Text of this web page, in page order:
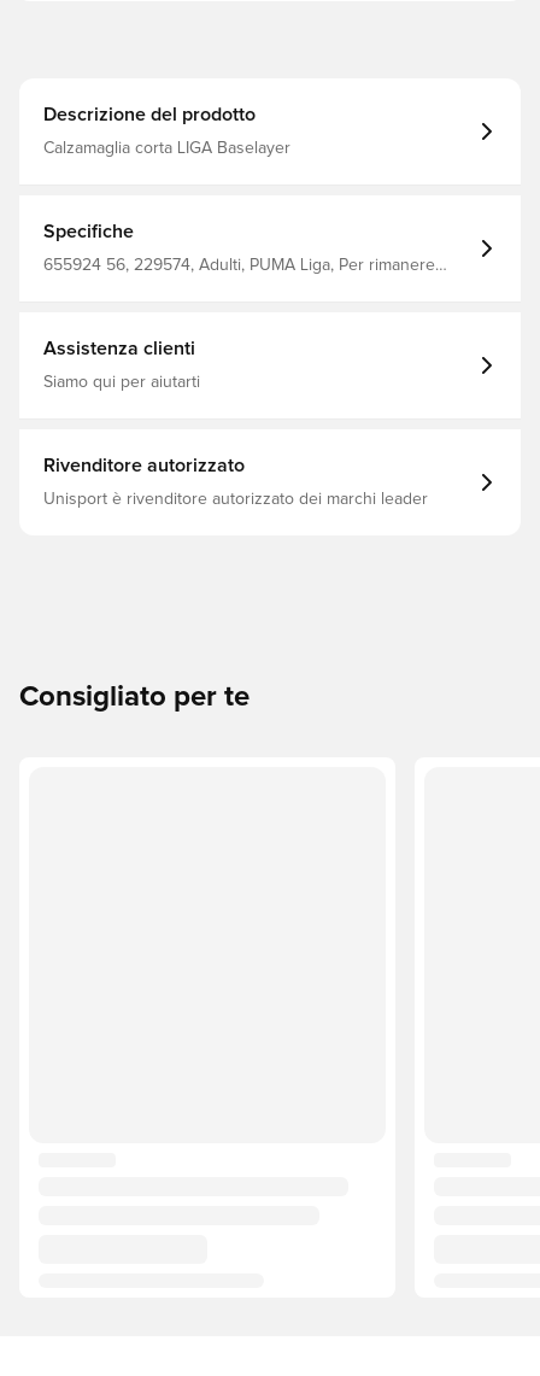
Descrizione del prodotto
Calzamaglia corta LIGA Baselayer
Specifiche
655924 56, 229574, Adulti, PUMA Liga, Per rimanere
185.00 G/M² - Piece Dyed - Chemical - Absorbency&/Or
Assistenza clienti
Siamo qui per aiutarti
Rivenditore autorizzato
Unisport è rivenditore autorizzato dei marchi leader
Consigliato per te